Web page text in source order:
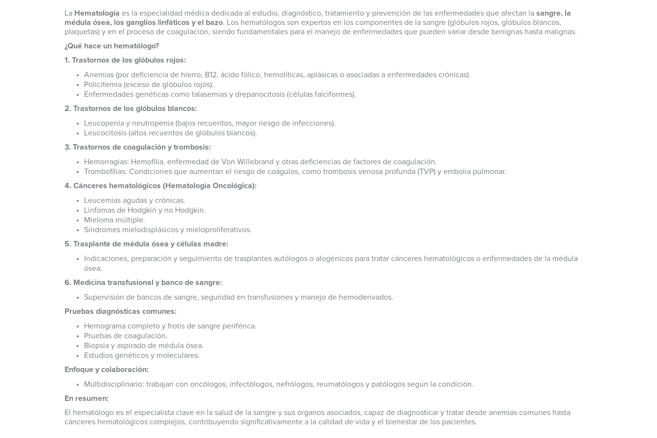
La Hematología es la especialidad médica dedicada al estudio, diagnóstico, tratamiento y prevención de las enfermedades que afectan la sangre, la
médula ósea, los ganglios linfáticos y el bazo. Los hematólogos son expertos en los componentes de la sangre (glóbulos rojos, glóbulos blancos,
plaquetas) y en el proceso de coagulación, siendo fundamentales para el manejo de enfermedades que pueden variar desde benignas hasta malignas.
¿Qué hace un hematólogo?
1. Trastornos de los glóbulos rojos:
Anemias (por deficiencia de hierro, B12, ácido fólico, hemolíticas, aplásicas o asociadas a enfermedades crónicas).
Policitemia (exceso de glóbulos rojos).
Enfermedades genéticas como talasemias y drepanocitosis (células falciformes).
2. Trastornos de los glóbulos blancos:
Leucopenia y neutropenia (bajos recuentos, mayor riesgo de infecciones).
Leucocitosis (altos recuentos de glóbulos blancos).
3. Trastornos de coagulación y trombosis:
Hemorragias: Hemofilia, enfermedad de Von Willebrand y otras deficiencias de factores de coagulación.
Trombofilias: Condiciones que aumentan el riesgo de coágulos, como trombosis venosa profunda (TVP) y embolia pulmonar.
4. Cánceres hematológicos (Hematología Oncológica):
Leucemias agudas y crónicas.
Linfomas de Hodgkin y no Hodgkin.
Mieloma múltiple.
Síndromes mielodisplásicos y mieloproliferativos.
5. Trasplante de médula ósea y células madre:
Indicaciones, preparación y seguimiento de trasplantes autólogos o alogénicos para tratar cánceres hematológicos o enfermedades de la médula
ósea.
6. Medicina transfusional y banco de sangre:
Supervisión de bancos de sangre, seguridad en transfusiones y manejo de hemoderivados.
Pruebas diagnósticas comunes:
Hemograma completo y frotis de sangre periférica.
Pruebas de coagulación.
Biopsia y aspirado de médula ósea.
Estudios genéticos y moleculares.
Enfoque y colaboración:
Multidisciplinario: trabajan con oncólogos, infectólogos, nefrólogos, reumatólogos y patólogos según la condición.
En resumen:
El hematólogo es el especialista clave en la salud de la sangre y sus órganos asociados, capaz de diagnosticar y tratar desde anemias comunes hasta
cánceres hematológicos complejos, contribuyendo significativamente a la calidad de vida y el bienestar de los pacientes.